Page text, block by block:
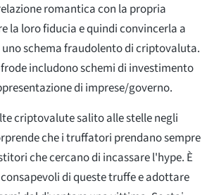
romantica con la propria
la loro fiducia e quindi convincerla a
schema fraudolento di criptovaluta.
includono schemi di investimento
di imprese/governo.
criptovalute salito alle stelle negli
che i truffatori prendano sempre
che cercano di incassare l'hype. È
di queste truffe e adottare